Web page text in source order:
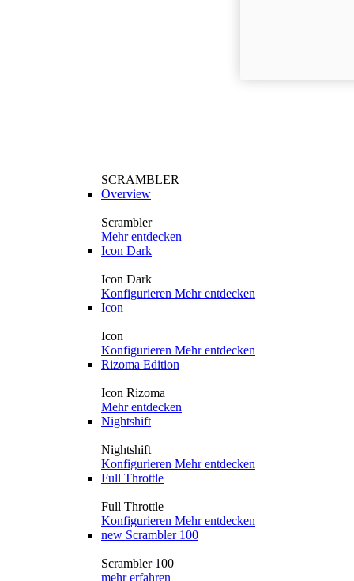
SCRAMBLER
Overview
Scrambler
Mehr entdecken
Icon Dark
Icon Dark
Konfigurieren Mehr entdecken
Icon
Icon
Konfigurieren Mehr entdecken
Rizoma Edition
Icon Rizoma
Mehr entdecken
Nightshift
Nightshift
Konfigurieren Mehr entdecken
Full Throttle
Full Throttle
Konfigurieren Mehr entdecken
new Scrambler 100
Scrambler 100
mehr erfahren